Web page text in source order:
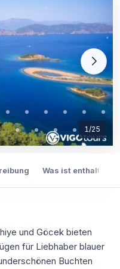
1/25
Was ist enthalten
und Göcek bieten
für Liebhaber blauer
Buchten